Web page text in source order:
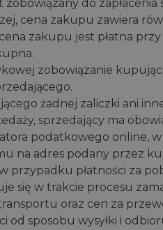
do
cena zakupu zawiera
zakupu jest płatna
zobowiązanie
żadnej zaliczki ani
sprzedający ma
podatkowego online,
na adres podany przez
przypadku płatności za
się w trakcie procesu
oraz cen za
od sposobu wysyłki i